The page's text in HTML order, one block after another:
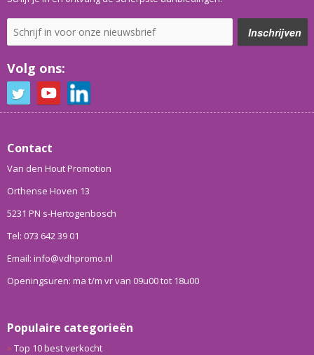
Volg ons:
Contact
Van den Hout Promotion
Orthense Hoven 13
5231 PN s-Hertogenbosch
Tel: 073 642 39 01
Email: info@vdhpromo.nl
Openingsuren: ma t/m vr van 09u00 tot 18u00
Populaire categorieën
Top 10 best verkocht